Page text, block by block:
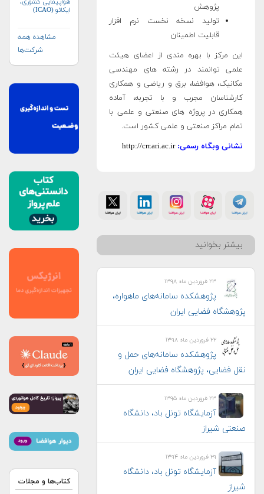
پژوهش
تولید نسخه نخست نرم افزار
قابلیت اطمینان
این مرکز با بهره مندی از اعضای هیئت
علمی توانمند در رشته‏ های مهندسی
مکانیک، هوافضا، برق و ریاضی و همکاری
کارشناسان مجرب و با تجربه، آماده
همکاری در پروژه‏ های صنعتی و علمی با
تمام مراکز صنعتی و علمی کشور است.
نشانی وبگاه رسمی:http://crr.ari.ac.ir
بیشتر بخوانید
۲۳ فروردین ماه ۱۳۹۸
پژوهشکده سامانه‌های ماهواره،
پژوهشگاه فضایی ایران
۲۲ فروردین ماه ۱۳۹۸
پژوهشکده سامانه‌های حمل و
نقل فضایی، پژوهشگاه فضایی ایران
۲۳ فروردین ماه ۱۳۹۵
آزمایشگاه تونل باد، دانشگاه
صنعتی شیراز
۲۹ فروردین ماه ۱۳۹۴
آزمایشگاه تونل باد، دانشگاه
شیراز
ایکائو (ICAO)
مشاهده همه
شرکت‌ها
کتاب‌ها و مجلات